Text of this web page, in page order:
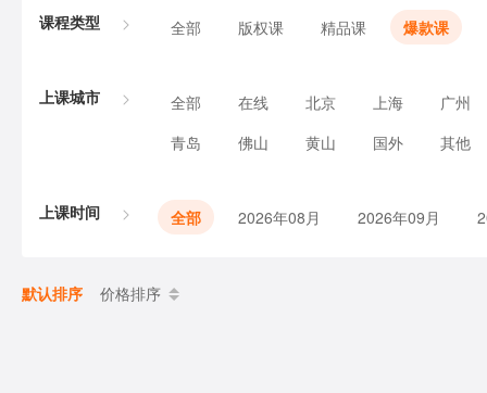
课程类型 全部 版权课 精品课 爆款课
上课城市 全部 在线 北京 上海
广州
青岛
佛山 黄山 国外 其他
上课时间 全部 2026年08月 2026年09月
默认排序 价格排序